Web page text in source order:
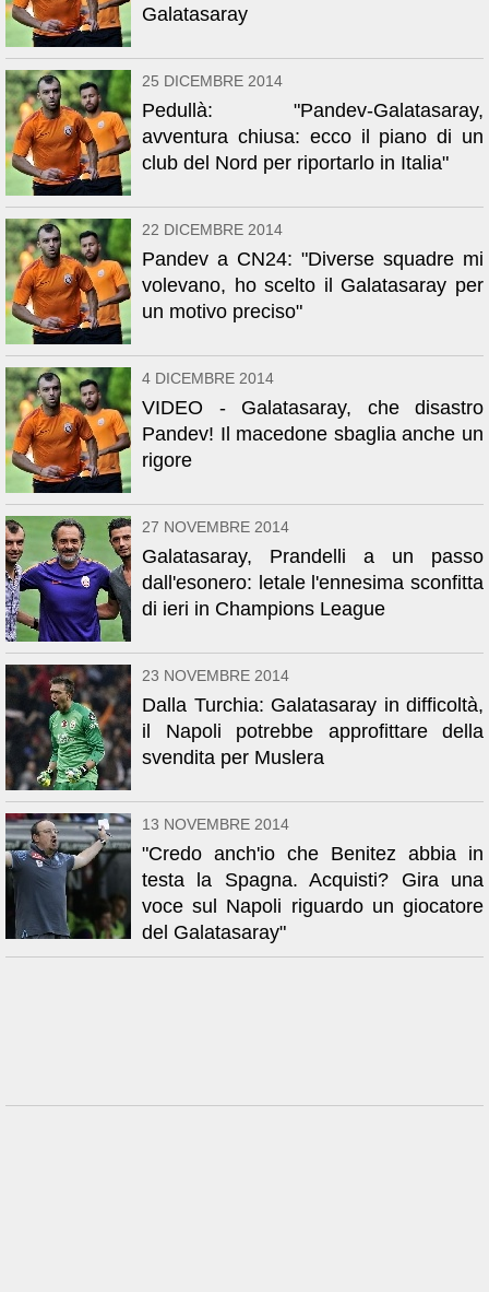
Galatasaray
25 DICEMBRE 2014
Pedullà: "Pandev-Galatasaray,
avventura chiusa: ecco il piano di un
club del Nord per riportarlo in Italia"
22 DICEMBRE 2014
Pandev a CN24: "Diverse squadre mi
volevano, ho scelto il Galatasaray per
un motivo preciso"
4 DICEMBRE 2014
VIDEO - Galatasaray, che disastro
Pandev! Il macedone sbaglia anche un
rigore
27 NOVEMBRE 2014
Galatasaray, Prandelli a un passo
dall'esonero: letale l'ennesima sconfitta
di ieri in Champions League
23 NOVEMBRE 2014
Dalla Turchia: Galatasaray in difficoltà,
il Napoli potrebbe approfittare della
svendita per Muslera
13 NOVEMBRE 2014
"Credo anch'io che Benitez abbia in
testa la Spagna. Acquisti? Gira una
voce sul Napoli riguardo un giocatore
del Galatasaray"